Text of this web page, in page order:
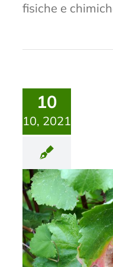
fisiche e
10
10, 2021